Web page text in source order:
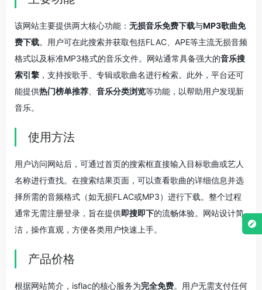
该网站主要提供两大核心功能： 无损音乐免费下载与MP3歌曲免
费下载。用户可在此搜索并获取包括FLAC、APE等主流无损音频
格式以及标准MP3格式的音乐文件。网站通常具备强大的音乐搜
索引擎 ，支持按歌手、专辑或歌曲名进行检索。此外，平台还可
能提供热门榜单推荐 音乐分类浏览等功能，以帮助用户发现新
音乐。
使用方法
用户访问网站后，可通过首页的搜索框直接输入目标歌曲或艺人
名称进行查找。在搜索结果页面，可以查看歌曲的详细信息并选
择所需的音频格式（如无损FLAC或MP3）进行下载。整个过程
通常无需注册登录，旨在提供即搜即下的流畅体验。网站设计简
洁，操作直观，方便各类用户快速上手。
产品价格
根据网站简介，isflac的核心服务为完全免费。用户无需支付任何